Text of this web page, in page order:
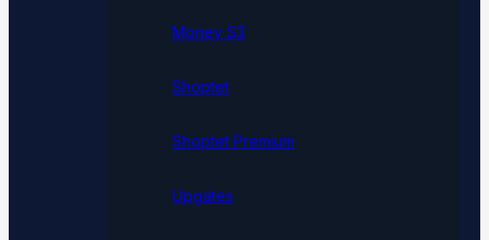
Money S3
Shoptet
Shoptet Premium
Upgates